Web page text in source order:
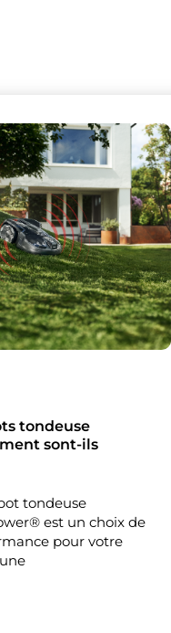
tondeuse
sont-ils
tondeuse
est un choix de
pour votre